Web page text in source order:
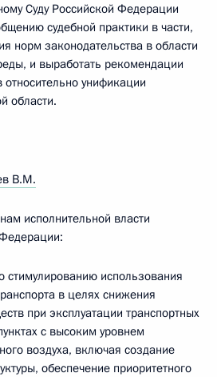
Суду Российской Федерации
судебной практики в части,
норм законодательства в области
и выработать рекомендации
унификации
области.
В.М.
исполнительной власти
стимулированию использования
в целях снижения
при эксплуатации транспортных
с высоким уровнем
воздуха, включая создание
обеспечение приоритетного